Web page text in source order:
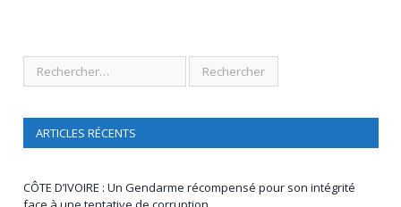
ARTICLES RÉCENTS
CÔTE D’IVOIRE : Un Gendarme récompensé pour son intégrité